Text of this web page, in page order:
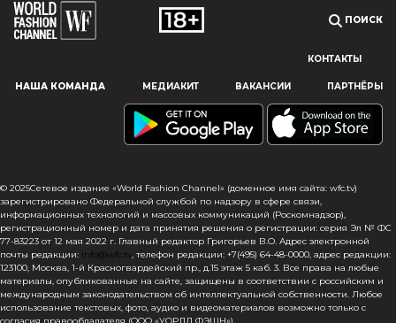
Наш сайт использует файлы cookie и похожие технологии,
чтобы гарантировать максимальное удобство
пользователям, предоставляя персонализированную
информацию, запоминая предпочтения в области
сайта, вы подтверждаете свое согласие на использование
файлов cookie в соответствии с настоящим уведомлением
в отношении данного типа файлов. Если вы не согласны
с тем, чтобы мы использовали данный тип файлов,
то вы должны соответствующим образом установить
настройки вашего браузера или не использовать сайт wfc.tv
ПОИСК
КОНТАКТЫ
НАША КОМАНДА МЕДИАКИТ ВАКАНСИИ ПАРТНЁРЫ
© 2025Сетевое издание «World Fashion Channel» (доменное имя сайта: wfc.tv)
зарегистрировано Федеральной службой по надзору в сфере связи,
информационных технологий и массовых коммуникаций (Роскомнадзор),
регистрационный номер и дата принятия решения о регистрации: серия Эл № ФС
77-83223 от 12 мая 2022 г. Главный редактор Григорьев В.О. Адрес электронной
почты редакции: info@wfc.tv, телефон редакции: +7(495) 64-48-0000, адрес редакции:
123100, Москва, 1-й Красногвардейский пр., д.15 этаж 5 каб. 3. Все права на любые
материалы, опубликованные на сайте, защищены в соответствии с российским и
международным законодательством об интеллектуальной собственности. Любое
использование текстовых, фото, аудио и видеоматериалов возможно только с
согласия правообладателя (ООО «УОРЛД ФЭШН»).